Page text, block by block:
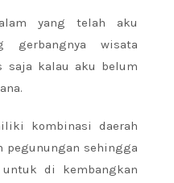
yang telah aku
wisata
saja kalau aku belum
kombinasi daerah
pegunungan sehingga
di kembangkan